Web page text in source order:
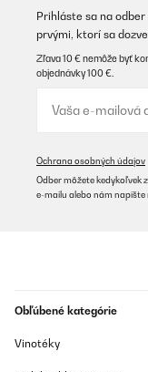
Prihláste sa na
prvými, ktorí sa
Zľava 10 € nemôže byť
objednávky 100 €.
Ochrana osobných údajov
Odber môžete
e-mailu alebo nám napíšte
Obľúbené kategórie
Vinotéky